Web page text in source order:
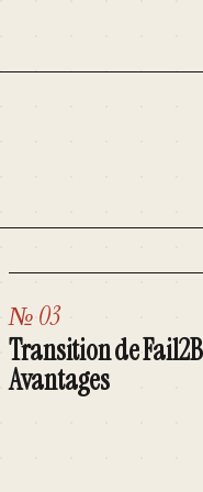
№ 03
Transition de
Avantages